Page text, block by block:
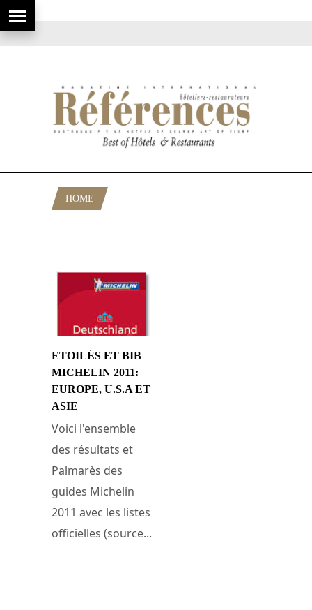
HOME
ETOILÉS ET BIB
MICHELIN 2011:
EUROPE, U.S.A ET
ASIE
Voici l'ensemble
des résultats et
Palmarès des
guides Michelin
2011 avec les listes
officielles (source...